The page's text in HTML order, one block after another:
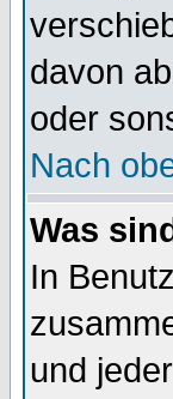
davon
oder
Nach
Was
In
und